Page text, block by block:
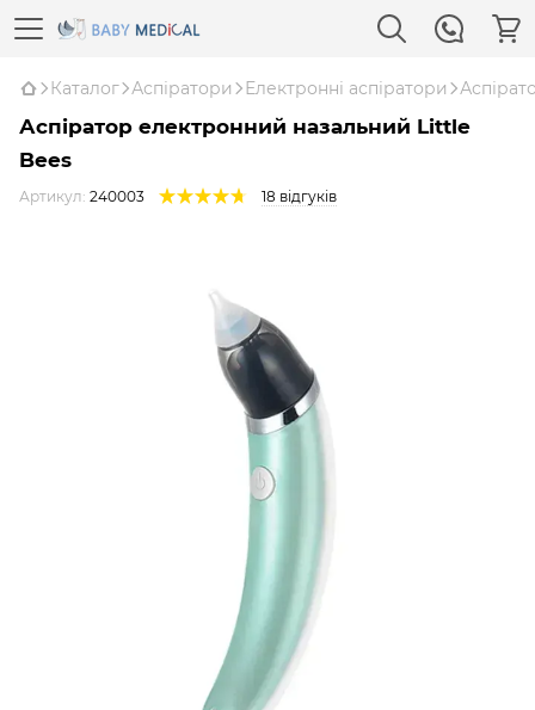
Каталог Аспіратори Електронні аспіратори
Аспіратор електронний назальний Little
Bees
Артикул: 240003 18 відгуків